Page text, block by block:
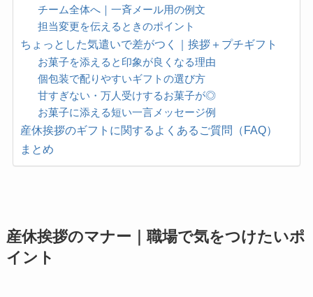
チーム全体へ｜一斉メール用の例文
担当変更を伝えるときのポイント
ちょっとした気遣いで差がつく｜挨拶＋プチギフト
お菓子を添えると印象が良くなる理由
個包装で配りやすいギフトの選び方
甘すぎない・万人受けするお菓子が◎
お菓子に添える短い一言メッセージ例
産休挨拶のギフトに関するよくあるご質問（FAQ）
まとめ
産休挨拶のマナー｜職場で気をつけたいポ
イント